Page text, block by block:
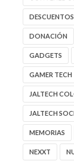
DESCUENTOS
DONACIÓN
GADGETS
GAMER TECH
JALTECH
JALTECH
MEMORIAS
NEXXT